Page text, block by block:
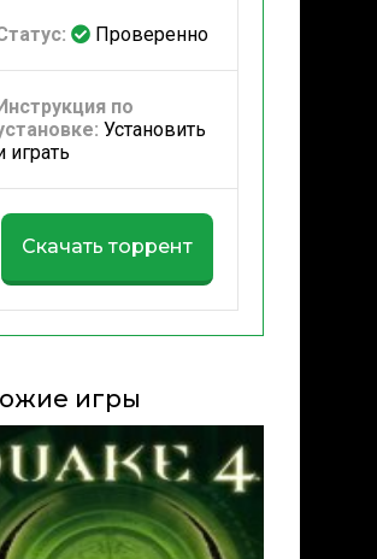
Проверенно
Инструкция по
Установить
играть
Скачать торрент
игры